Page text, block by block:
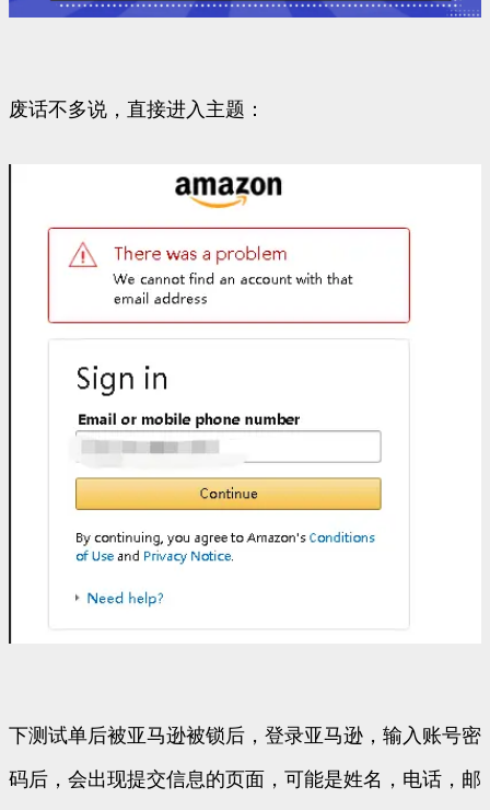
废话不多说，直接进入主题：
下测试单后被亚马逊被锁后，登录亚马逊，输入账号密
码后，会出现提交信息的页面，可能是姓名，电话，邮